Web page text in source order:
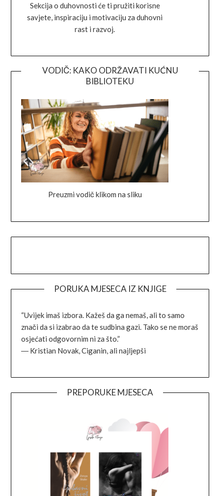
Sekcija o duhovnosti će ti pružiti korisne
savjete, inspiraciju i motivaciju za duhovni
rast i razvoj.
VODIČ: KAKO ODRŽAVATI KUĆNU
BIBLIOTEKU
Preuzmi vodič klikom na sliku
PORUKA MJESECA IZ KNJIGE
“Uvijek imaš izbora. Kažeš da ga nemaš, ali to samo
znači da si izabrao da te sudbina gazi. Tako se ne moraš
osjećati odgovornim ni za što.”
― Kristian Novak,Ciganin, ali najljepši
PREPORUKE MJESECA